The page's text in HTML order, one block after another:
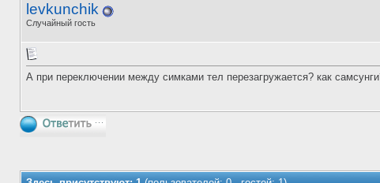
levkunchik
Случайный гость
А при переключении между симками тел перезагружается? как